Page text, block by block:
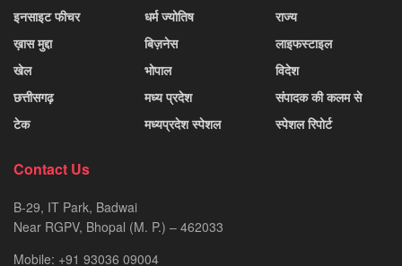
इनसाइट फीचर
ख़ास मुद्दा
खेल
छत्तीसगढ़
टेक
धर्म ज्योतिष
बिज़नेस
भोपाल
मध्य प्रदेश
मध्यप्रदेश स्पेशल
राज्य
लाइफस्टाइल
विदेश
संपादक की कलम से
स्पेशल रिपोर्ट
Contact Us
B-29, IT Park, Badwai
Near RGPV, Bhopal (M. P.) – 462033
Mobile: +91 93036 09004